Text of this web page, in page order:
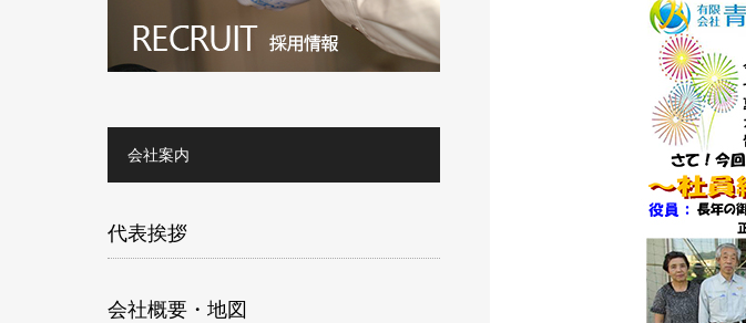
会社案内
代表挨拶
会社概要・地図